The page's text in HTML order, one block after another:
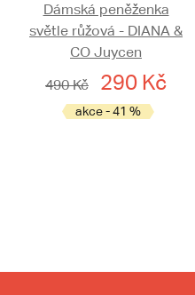
Dámská peněženka
světle růžová - DIANA &
CO Juycen
490 Kč
290 Kč
akce - 41 %